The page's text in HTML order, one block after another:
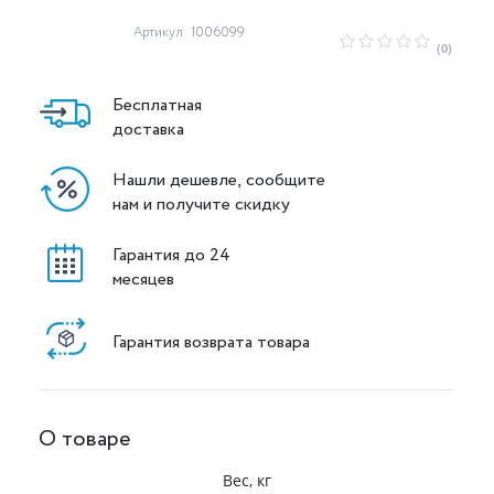
Артикул: 1006099
(0)
Бесплатная
доставка
Нашли дешевле, сообщите
нам и получите скидку
Гарантия до 24
месяцев
Гарантия возврата товара
О товаре
Вес, кг